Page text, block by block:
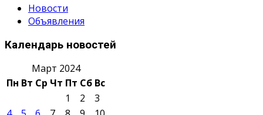
Новости
Объявления
Календарь новостей
Март 2024
Пн Вт Ср Чт Пт Сб Вс
1
2
3